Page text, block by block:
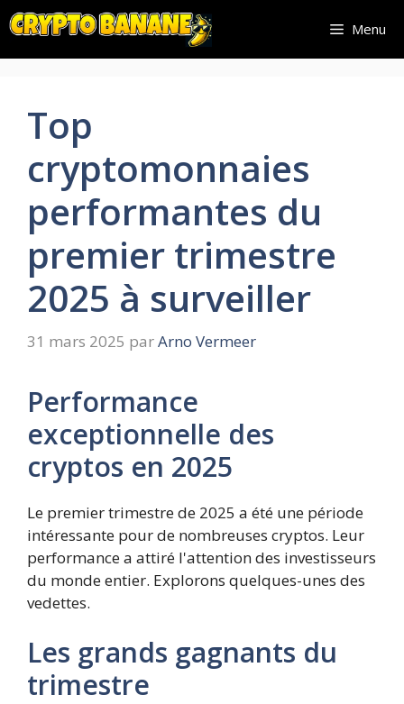
Aller
au
contenu
Menu
Top
cryptomonnaies
performantes du
premier trimestre
2025 à surveiller
31 mars 2025 parArno Vermeer
Performance
exceptionnelle des
cryptos en 2025
Le premier trimestre de 2025 a été une période
intéressante pour de nombreuses cryptos. Leur
performance a attiré l'attention des investisseurs
du monde entier. Explorons quelques-unes des
vedettes.
Les grands gagnants du
trimestre